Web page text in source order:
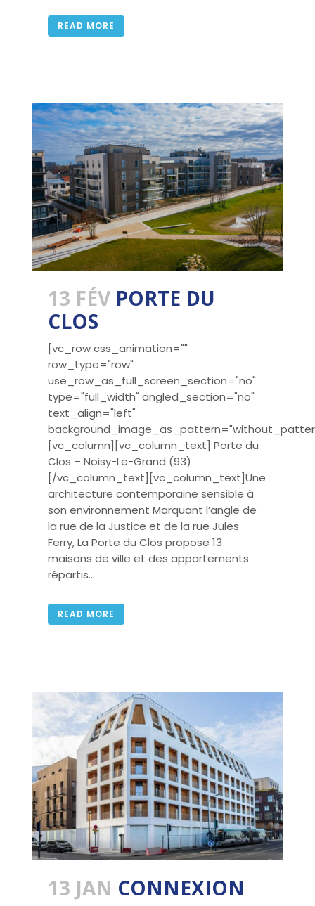
READ MORE
13 FÉV PORTE DU
CLOS
[vc_row css_animation=""
row_type="row"
use_row_as_full_screen_section="no"
type="full_width" angled_section="no"
text_align="left"
[vc_column][vc_column_text] Porte du
Clos – Noisy-Le-Grand (93)
[/vc_column_text][vc_column_text]Une
architecture contemporaine sensible à
son environnement Marquant l’angle de
la rue de la Justice et de la rue Jules
Ferry, La Porte du Clos propose 13
maisons de ville et des appartements
répartis...
READ MORE
13 JAN CONNEXION